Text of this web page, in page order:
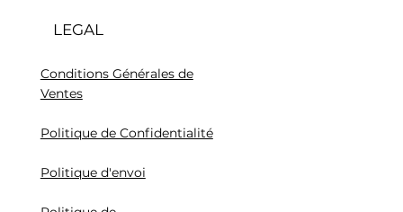
LEGAL
Conditions Générales de
Ventes
Politique de Confidentialité
Politique d'envoi